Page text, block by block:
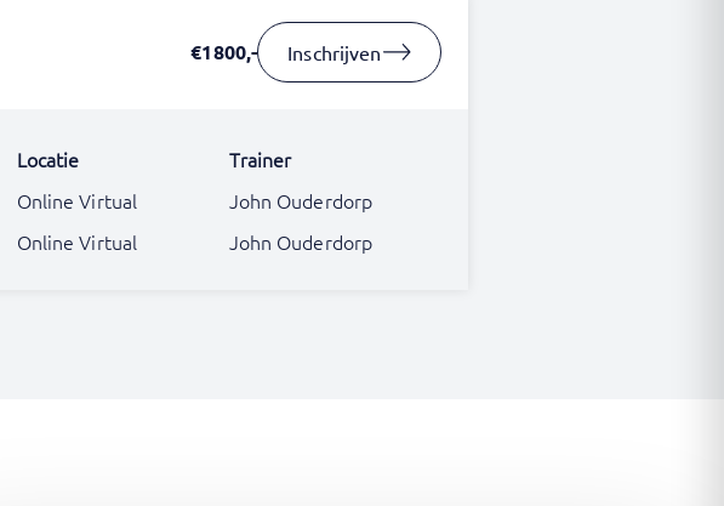
€1800,- Inschrijven
Locatie
Trainer
Online Virtual
John Ouderdorp
Online Virtual John Ouderdorp